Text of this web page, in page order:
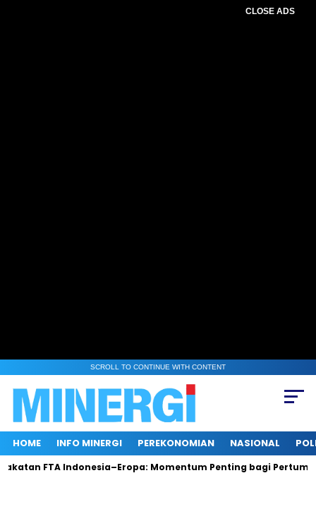
CLOSE ADS
SCROLL TO CONTINUE WITH CONTENT
HOME INFO MINERGI PEREKONOMIAN NASIONAL
FTA Indonesia–Eropa: Momentum Penting bagi Pertumbuhan